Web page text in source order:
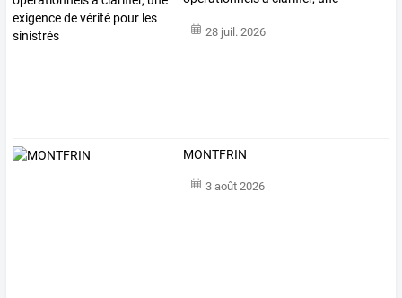
28 juil. 2026
MONTFRIN
3 août 2026